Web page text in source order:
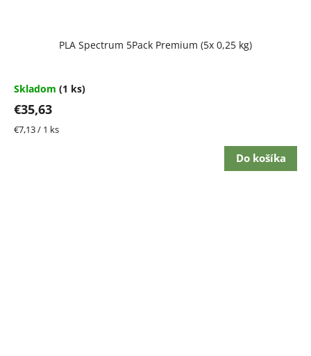
PLA Spectrum 5Pack Premium (5x 0,25 kg)
Skladom (1 ks)
€35,63
Jednotková
€7,13 / 1 ks
Do košíka